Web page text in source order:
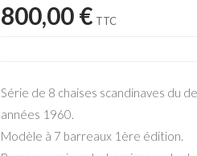
800,00 € TTC
Série de 8 chaises scandinaves du
années 1960.
Modèle à 7 barreaux 1ère édition.